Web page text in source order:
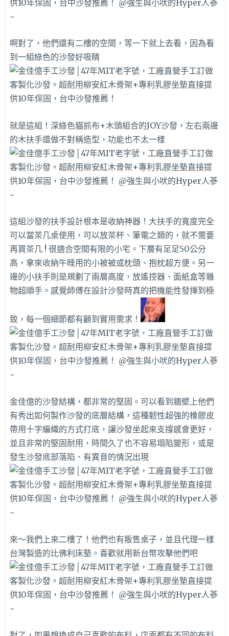
啊對了，他們還有二樓的空間，等一下就上去看，因為看
到一組綠色的沙發好吸睛
就是這組！深綠色貓抓布+木頭組合的JOY沙發，左右兩邊
的木扶手還做不對稱造型，功能也不太一樣
這組沙發的扶手設計根本是收納神器！大扶手的寬度完全
可以當茶几桌使用，可以放茶杯、筆電之類的，就不需要
再買茶几 ! 很適合空間有限的小宅。下層有足足50公分
高，拿來收納午睡用的小被被或枕頭、抱枕超方便。另一
邊的小扶手則是規劃了兩層高度，放遙控器、面紙盒等雜
物超順手。感覺師傅在設計沙發時真的把機能性發揮到極
致，每一個細節都有顧到實用需求！
金佳億的沙發結構，都非常的堅固。可以看到牆壁上他們
有秀出如何製作沙發的底層結構，這種韌性超強的橡膠皮
帶用十字編織的方式打底，讓沙發坐起來支撐感會更好，
並且非常的堅固耐用，時間久了也不容易塌陷變形，或是
發生沙發底部落陷、有異音的情況出現
來～我們上來二樓了！他們也有販售桌子，並且代理一樣
台灣製造的比佛利床墊。喜歡就用新台幣攻擊他們吧